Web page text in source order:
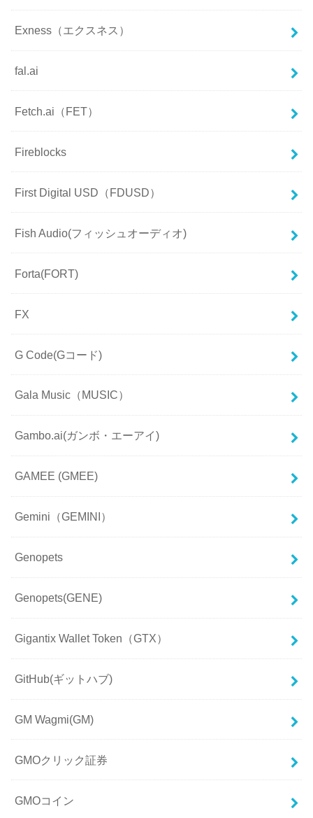
Exness（エクスネス）
fal.ai
Fetch.ai（FET）
Fireblocks
First Digital USD（FDUSD）
Fish Audio(フィッシュオーディオ)
Forta(FORT)
FX
G Code(Gコード)
Gala Music（MUSIC）
Gambo.ai(ガンボ・エーアイ)
GAMEE (GMEE)
Gemini（GEMINI）
Genopets
Genopets(GENE)
Gigantix Wallet Token（GTX）
GitHub(ギットハブ)
GM Wagmi(GM)
GMOクリック証券
GMOコイン